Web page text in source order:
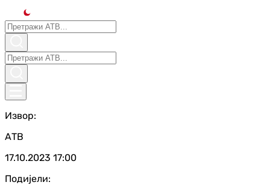
Извор:
АТВ
17.10.2023 17:00
Подијели: